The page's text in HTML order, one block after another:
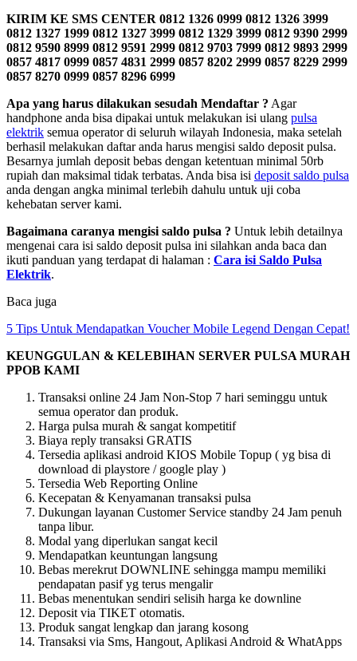
KIRIM KE SMS CENTER 0812 1326 0999 0812 1326 3999
0812 1327 1999 0812 1327 3999 0812 1329 3999 0812 9390 2999
0812 9590 8999 0812 9591 2999 0812 9703 7999 0812 9893 2999
0857 4817 0999 0857 4831 2999 0857 8202 2999 0857 8229 2999
0857 8270 0999 0857 8296 6999
Apa yang harus dilakukan sesudah Mendaftar ? Agar
handphone anda bisa dipakai untuk melakukan isi ulang pulsa
elektrik semua operator di seluruh wilayah Indonesia, maka setelah
berhasil melakukan daftar anda harus mengisi saldo deposit pulsa.
Besarnya jumlah deposit bebas dengan ketentuan minimal 50rb
rupiah dan maksimal tidak terbatas. Anda bisa isi deposit saldo pulsa
anda dengan angka minimal terlebih dahulu untuk uji coba
kehebatan server kami.
Bagaimana caranya mengisi saldo pulsa ? Untuk lebih detailnya
mengenai cara isi saldo deposit pulsa ini silahkan anda baca dan
ikuti panduan yang terdapat di halaman : Cara isi Saldo Pulsa
Elektrik.
Baca juga
5 Tips Untuk Mendapatkan Voucher Mobile Legend Dengan Cepat!
KEUNGGULAN & KELEBIHAN SERVER PULSA MURAH
PPOB KAMI
Transaksi online 24 Jam Non-Stop 7 hari seminggu untuk
semua operator dan produk.
Harga pulsa murah & sangat kompetitif
Biaya reply transaksi GRATIS
Tersedia aplikasi android KIOS Mobile Topup ( yg bisa di
download di playstore / google play )
Tersedia Web Reporting Online
Kecepatan & Kenyamanan transaksi pulsa
Dukungan layanan Customer Service standby 24 Jam penuh
tanpa libur.
Modal yang diperlukan sangat kecil
Mendapatkan keuntungan langsung
Bebas merekrut DOWNLINE sehingga mampu memiliki
pendapatan pasif yg terus mengalir
Bebas menentukan sendiri selisih harga ke downline
Deposit via TIKET otomatis.
Produk sangat lengkap dan jarang kosong
Transaksi via Sms, Hangout, Aplikasi Android & WhatApps